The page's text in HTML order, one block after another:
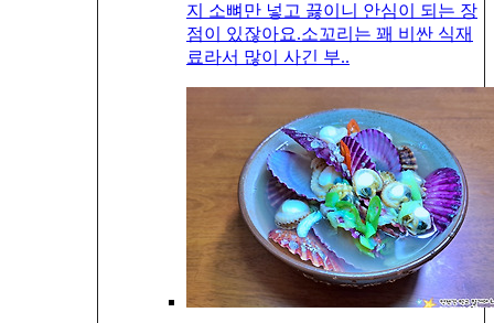
지 소뼈만 넣고 끓이니 안심이 되는 장
점이 있잖아요.소꼬리는 꽤 비싼 식재
료라서 많이 사긴 부..